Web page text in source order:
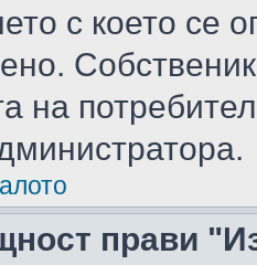
с което се
на
прави